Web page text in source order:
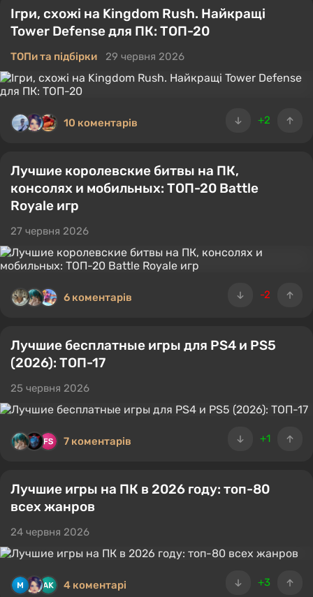
Ігри, схожі на Kingdom Rush. Найкращі
Tower Defense для ПК: ТОП-20
ТОПи та підбірки 29 червня 2026
+2
10 коментарів
Лучшие королевские битвы на ПК,
консолях и мобильных: ТОП-20 Battle
Royale игр
27 червня 2026
-2
6 коментарів
Лучшие бесплатные игры для PS4 и PS5
(2026): ТОП-17
25 червня 2026
+1
7 коментарів
Лучшие игры на ПК в 2026 году: топ-80
всех жанров
24 червня 2026
+3
4 коментарі